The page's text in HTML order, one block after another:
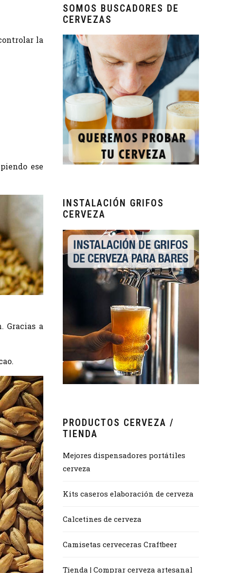
la
ese
Gracias a
SOMOS BUSCADORES DE
CERVEZAS
INSTALACIÓN GRIFOS
CERVEZA
PRODUCTOS CERVEZA /
TIENDA
Mejores dispensadores portátiles
cerveza
Kits caseros elaboración de cerveza
Calcetines de cerveza
Camisetas cerveceras Craftbeer
Tienda | Comprar cerveza artesanal